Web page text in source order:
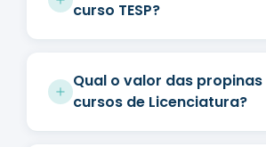
curso TESP?
Qual o valor das
cursos de Licenciatura?